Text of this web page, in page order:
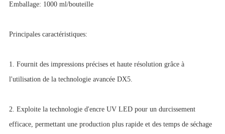
Emballage: 1000 ml/bouteille
Principales caractéristiques:
1. Fournit des impressions précises et haute résolution grâce à
l'utilisation de la technologie avancée DX5.
2. Exploite la technologie d'encre UV LED pour un durcissement
efficace, permettant une production plus rapide et des temps de séchage